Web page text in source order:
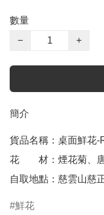
數量
−
+
簡介
貨品名稱：桌面鮮花-
花　　材：煙花菊、
自取地點：慈雲山慈
鮮花